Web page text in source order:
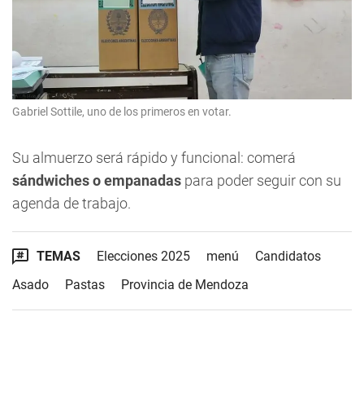
Gabriel Sottile, uno de los primeros en votar.
Su almuerzo será rápido y funcional: comerá
sándwiches o empanadas para poder seguir con su
agenda de trabajo.
TEMAS Elecciones 2025 menú
Candidatos
Asado
Pastas Provincia de Mendoza